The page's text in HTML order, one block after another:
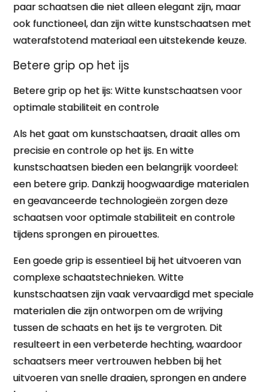
paar schaatsen die niet alleen elegant zijn, maar
ook functioneel, dan zijn witte kunstschaatsen met
waterafstotend materiaal een uitstekende keuze.
Betere grip op het ijs
Betere grip op het ijs: Witte kunstschaatsen voor
optimale stabiliteit en controle
Als het gaat om kunstschaatsen, draait alles om
precisie en controle op het ijs. En witte
kunstschaatsen bieden een belangrijk voordeel:
een betere grip. Dankzij hoogwaardige materialen
en geavanceerde technologieën zorgen deze
schaatsen voor optimale stabiliteit en controle
tijdens sprongen en pirouettes.
Een goede grip is essentieel bij het uitvoeren van
complexe schaatstechnieken. Witte
kunstschaatsen zijn vaak vervaardigd met speciale
materialen die zijn ontworpen om de wrijving
tussen de schaats en het ijs te vergroten. Dit
resulteert in een verbeterde hechting, waardoor
schaatsers meer vertrouwen hebben bij het
uitvoeren van snelle draaien, sprongen en andere